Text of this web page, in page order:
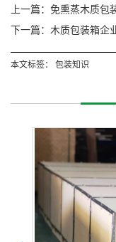
上一篇：免熏蒸木质
下一篇：木质包装箱企
本文标签： 包装知识